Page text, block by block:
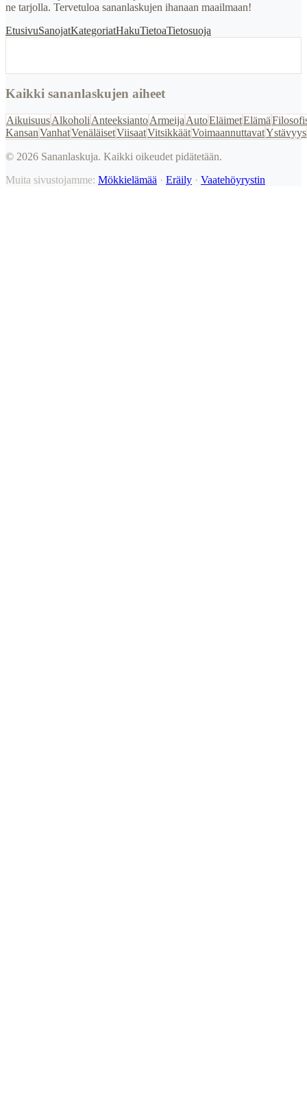
ne tarjolla. Tervetuloa sananlaskujen ihanaan maailmaan!
EtusivuSanojatKategoriatHakuTietoaTietosuoja
Kaikki sananlaskujen aiheet
AikuisuusAlkoholi AnteeksiantoArmeija AutoEläimetElämä
KansanVanhatVenäläisetViisaatVitsikkäätVoimaannuttavatYstävyys
© 2026 Sananlaskuja. Kaikki oikeudet pidätetään.
Muita sivustojamme: Mökkielämää · Eräily · Vaatehöyrystin